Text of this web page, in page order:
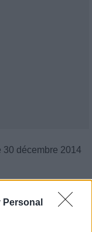
Personal
30 décembre 2014